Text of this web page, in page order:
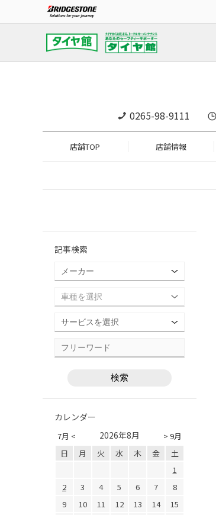
0265-98-9111
店舗TOP 店舗情報
記事検索
カレンダー
7月 < > 9月
2026年8月
日 月 火 水 木 金
土
1
2
3 4 5 6 7
8
9
10 11 12 13 14
15